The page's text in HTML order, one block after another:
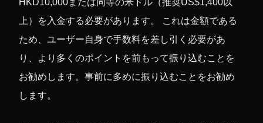
HKD10,000または同等の米ドル（推奨US$1,400以
上）を入金する必要があります。 これは金額である
ため、ユーザー自身で手数料を差し引く必要があ
り、より多くのポイントを前もって振り込むことを
お勧めします。事前に多めに振り込むことをお勧め
します。